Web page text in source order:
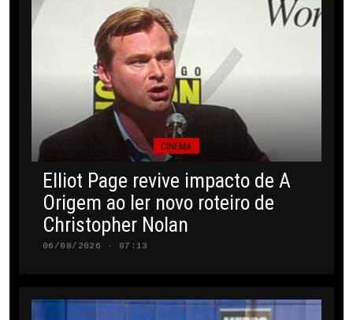
CINEMA
Elliot Page revive impacto de A
Origem ao ler novo roteiro de
Christopher Nolan
06/08/2026 · 07:13